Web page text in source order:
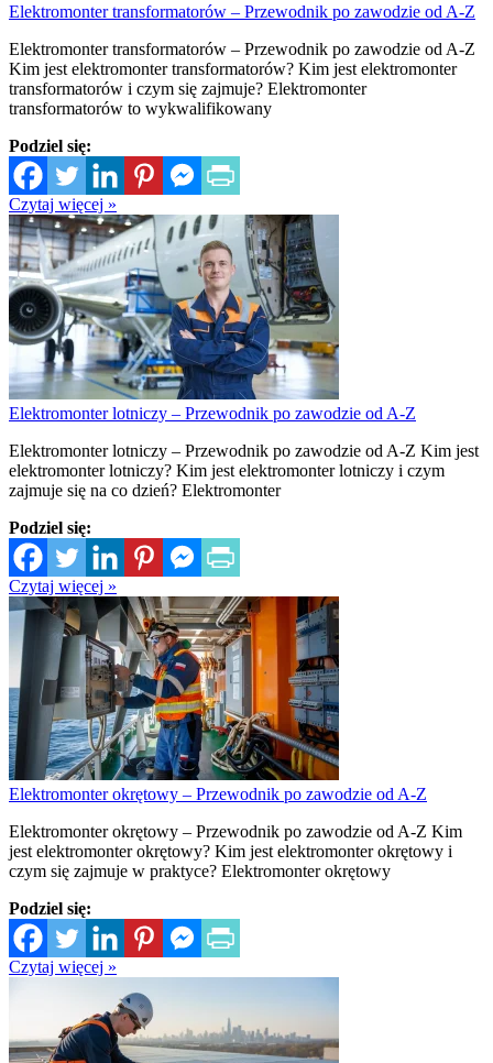
Elektromonter transformatorów – Przewodnik po zawodzie od A-Z
Elektromonter transformatorów – Przewodnik po zawodzie od A-Z
Kim jest elektromonter transformatorów? Kim jest elektromonter
transformatorów i czym się zajmuje? Elektromonter
transformatorów to wykwalifikowany
Podziel się:
Czytaj więcej »
Elektromonter lotniczy – Przewodnik po zawodzie od A-Z
Elektromonter lotniczy – Przewodnik po zawodzie od A-Z Kim jest
elektromonter lotniczy? Kim jest elektromonter lotniczy i czym
zajmuje się na co dzień? Elektromonter
Podziel się:
Czytaj więcej »
Elektromonter okrętowy – Przewodnik po zawodzie od A-Z
Elektromonter okrętowy – Przewodnik po zawodzie od A-Z Kim
jest elektromonter okrętowy? Kim jest elektromonter okrętowy i
czym się zajmuje w praktyce? Elektromonter okrętowy
Podziel się:
Czytaj więcej »